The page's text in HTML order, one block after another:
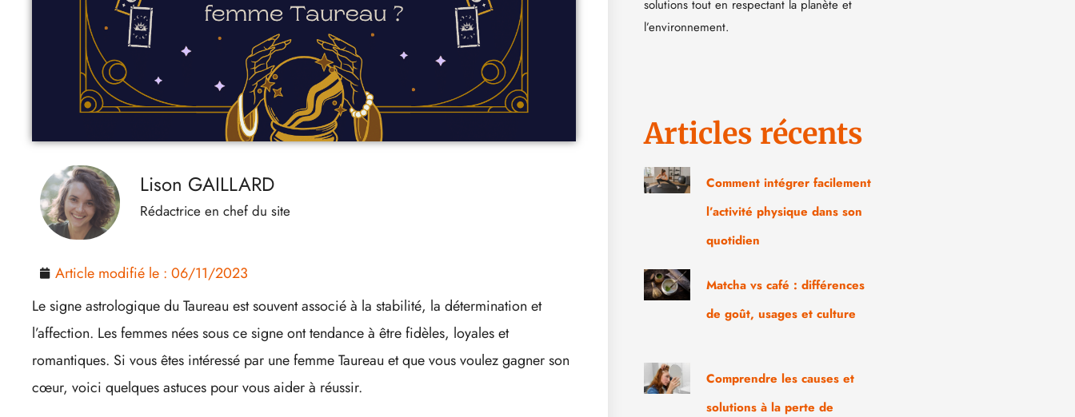
Lison GAILLARD
Rédactrice en chef du site
Article modifié le : 06/11/2023
Le signe astrologique du Taureau est souvent associé à la stabilité, la détermination et
l’affection. Les femmes nées sous ce signe ont tendance à être fidèles, loyales et
romantiques. Si vous êtes intéressé par une femme Taureau et que vous voulez gagner son
cœur, voici quelques astuces pour vous aider à réussir.
solutions tout en respectant la planète et
l’environnement.
Articles récents
Comment intégrer facilement
l’activité physique dans son
quotidien
Matcha vs café : différences
de goût, usages et culture
Comprendre les causes et
solutions à la perte de